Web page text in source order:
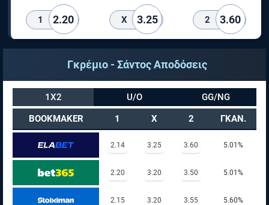
1 2.20 X 3.25 2 3.60
Γκρέμιο - Σάντος Αποδόσεις
1X2 U/O
GG/NG
BOOKMAKER
1 X 2 ΓΚΑΝ.
2.14 3.25 3.60 5.01%
2.20 3.20 3.50 5.01%
2.15 3.20 3.55 5.60%